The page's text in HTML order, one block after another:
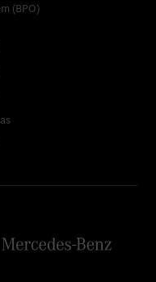
(BPO)